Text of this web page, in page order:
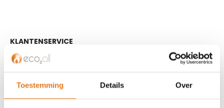
Toestemming Details Over
KLANTENSERVICE
Partner worden?
Referenties
Privacybeleid